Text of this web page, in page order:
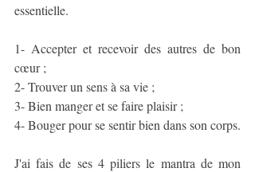
essentielle.
1- Accepter et recevoir des autres de bon
cœur ;
2- Trouver un sens à sa vie ;
3- Bien manger et se faire plaisir ;
J'ai fais de ses 4 piliers le mantra de mon